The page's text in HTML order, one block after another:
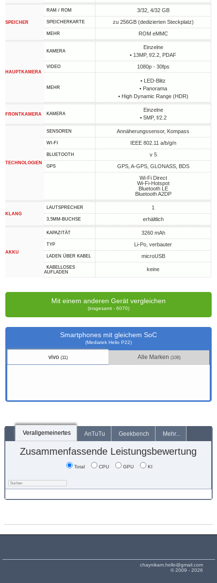
SPEICHER
RAM / ROM 3/32, 4/32 GB
SPEICHERKARTE zu 256GB (dedizierten Steckplatz)
MEHR ROM eMMC
HAUPTKAMERA
KAMERA
Einzelne
• 13MP, f/2.2, PDAF
VIDEO 1080p - 30fps
MEHR
• LED-Blitz
• Panorama
• High Dynamic Range (HDR)
FRONTKAMERA KAMERA
Einzelne
• 5MP, f/2.2
TECHNOLOGIEN
SENSOREN Annäherungssensor, Kompass
WI-FI IEEE 802.11 a/b/g/n
BLUETOOTH v 5
GPS
GPS, A-GPS, GLONASS, BDS
Wi-Fi Direct
Wi-Fi-Hotspot
Bluetooth LE
Bluetooth A2DP
KLANG
LAUTSPRECHER 1
3,5MM-BUCHSE erhältlich
AKKU
KAPAZITÄT 3260 mAh
TYP Li-Po, verbauter
LADEN ÜBER KABEL microUSB
KABELLOSES
AUFLADEN
keine
Mit einem anderen Gerät vergleichen
(insgesamt - 6070)
Smartphones mit gleichem SoC
(Mediatek Helio P22)
vivo(11) Alle Marken(106)
Verallgemeinertes AnTuTu Geekbench Mehr...
Zusammenfassende Leistungsbewertung
Total CPU GPU KI
chaynikam.hello@gmail.com
© 2009 - 2026